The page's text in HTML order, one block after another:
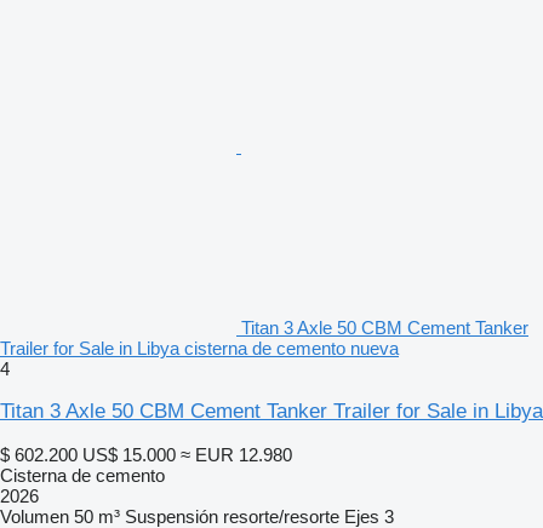
Titan 3 Axle 50 CBM Cement Tanker
Trailer for Sale in Libya cisterna de cemento nueva
4
Titan 3 Axle 50 CBM Cement Tanker Trailer for Sale in Libya
$ 602.200 US$ 15.000 ≈ EUR 12.980
Cisterna de cemento
2026
Volumen 50 m³ Suspensión resorte/resorte Ejes 3